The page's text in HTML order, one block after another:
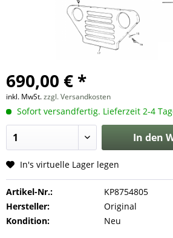
690,00 € *
inkl. MwSt.zzgl. Versandkosten
Sofort versandfertig. Lieferzeit 2-4
In den
In's virtuelle Lager legen
Artikel-Nr.:
KP8754805
Hersteller:
Original
Kondition:
Neu